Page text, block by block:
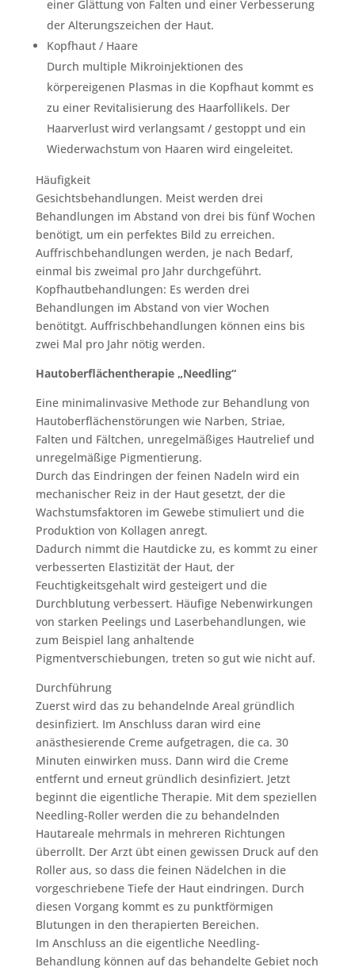
einer Glättung von Falten und einer Verbesserung
der Alterungszeichen der Haut.
Kopfhaut / Haare
Durch multiple Mikroinjektionen des
körpereigenen Plasmas in die Kopfhaut kommt es
zu einer Revitalisierung des Haarfollikels. Der
Haarverlust wird verlangsamt / gestoppt und ein
Wiederwachstum von Haaren wird eingeleitet.
Häufigkeit
Gesichtsbehandlungen. Meist werden drei
Behandlungen im Abstand von drei bis fünf Wochen
benötigt, um ein perfektes Bild zu erreichen.
Auffrischbehandlungen werden, je nach Bedarf,
einmal bis zweimal pro Jahr durchgeführt.
Kopfhautbehandlungen: Es werden drei
Behandlungen im Abstand von vier Wochen
benötitgt. Auffrischbehandlungen können eins bis
zwei Mal pro Jahr nötig werden.
Hautoberflächentherapie „Needling“
Eine minimalinvasive Methode zur Behandlung von
Hautoberflächenstörungen wie Narben, Striae,
Falten und Fältchen, unregelmäßiges Hautrelief und
unregelmäßige Pigmentierung.
Durch das Eindringen der feinen Nadeln wird ein
mechanischer Reiz in der Haut gesetzt, der die
Wachstumsfaktoren im Gewebe stimuliert und die
Produktion von Kollagen anregt.
Dadurch nimmt die Hautdicke zu, es kommt zu einer
verbesserten Elastizität der Haut, der
Feuchtigkeitsgehalt wird gesteigert und die
Durchblutung verbessert. Häufige Nebenwirkungen
von starken Peelings und Laserbehandlungen, wie
zum Beispiel lang anhaltende
Pigmentverschiebungen, treten so gut wie nicht auf.
Durchführung
Zuerst wird das zu behandelnde Areal gründlich
desinfiziert. Im Anschluss daran wird eine
anästhesierende Creme aufgetragen, die ca. 30
Minuten einwirken muss. Dann wird die Creme
entfernt und erneut gründlich desinfiziert. Jetzt
beginnt die eigentliche Therapie. Mit dem speziellen
Needling-Roller werden die zu behandelnden
Hautareale mehrmals in mehreren Richtungen
überrollt. Der Arzt übt einen gewissen Druck auf den
Roller aus, so dass die feinen Nädelchen in die
vorgeschriebene Tiefe der Haut eindringen. Durch
diesen Vorgang kommt es zu punktförmigen
Blutungen in den therapierten Bereichen.
Im Anschluss an die eigentliche Needling-
Behandlung können auf das behandelte Gebiet noch